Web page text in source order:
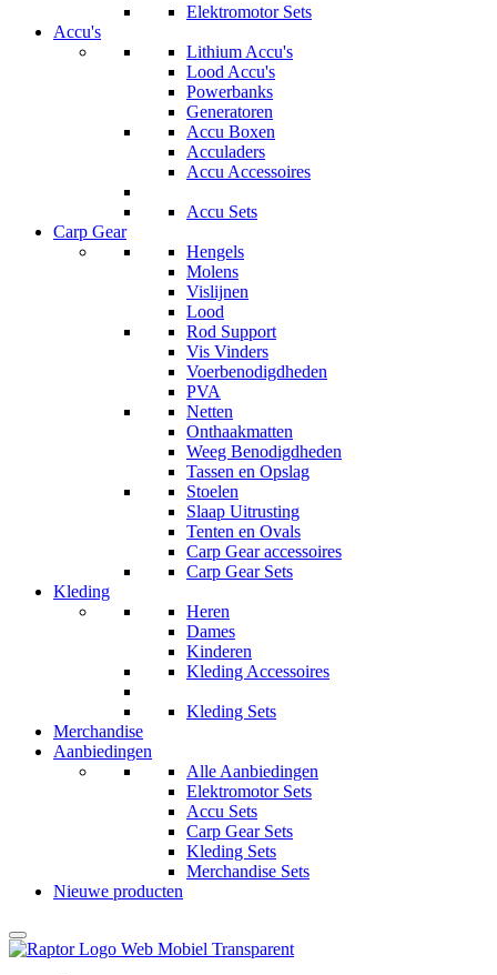
Elektromotor Sets
Accu's
Lithium Accu's
Lood Accu's
Powerbanks
Generatoren
Accu Boxen
Acculaders
Accu Accessoires
Accu Sets
Carp Gear
Hengels
Molens
Vislijnen
Lood
Rod Support
Vis Vinders
Voerbenodigdheden
PVA
Netten
Onthaakmatten
Weeg Benodigdheden
Tassen en Opslag
Stoelen
Slaap Uitrusting
Tenten en Ovals
Carp Gear accessoires
Carp Gear Sets
Kleding
Heren
Dames
Kinderen
Kleding Accessoires
Kleding Sets
Merchandise
Aanbiedingen
Alle Aanbiedingen
Elektromotor Sets
Accu Sets
Carp Gear Sets
Kleding Sets
Merchandise Sets
Nieuwe producten